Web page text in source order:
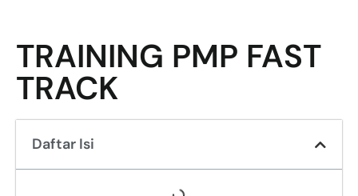
TRAINING PMP FAST
TRACK
Daftar Isi